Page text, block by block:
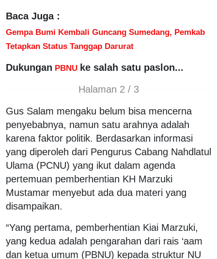
Baca Juga :
Gempa Bumi Kembali Guncang Sumedang, Pemkab
Tetapkan Status Tanggap Darurat
Dukungan PBNU ke salah satu paslon...
Halaman 2 / 3
Gus Salam mengaku belum bisa mencerna
penyebabnya, namun satu arahnya adalah
karena faktor politik. Berdasarkan informasi
yang diperoleh dari Pengurus Cabang Nahdlatul
Ulama (PCNU) yang ikut dalam agenda
pertemuan pemberhentian KH Marzuki
Mustamar menyebut ada dua materi yang
disampaikan.
“Yang pertama, pemberhentian Kiai Marzuki,
yang kedua adalah pengarahan dari rais ‘aam
dan ketua umum (PBNU) kepada struktur NU